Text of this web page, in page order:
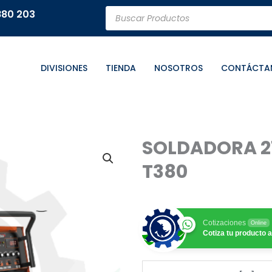
203 Búsqueda
de
productos
DIVISIONES TIENDA NOSOTROS
SOLDADORA
T380
Cotizaciones Online
Cotiza tu producto